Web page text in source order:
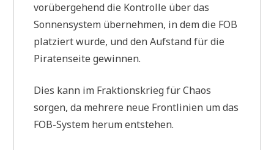
vorübergehend die Kontrolle über das
Sonnensystem übernehmen, in dem die FOB
platziert wurde, und den Aufstand für die
Piratenseite gewinnen.
Dies kann im Fraktionskrieg für Chaos
sorgen, da mehrere neue Frontlinien um das
FOB-System herum entstehen.